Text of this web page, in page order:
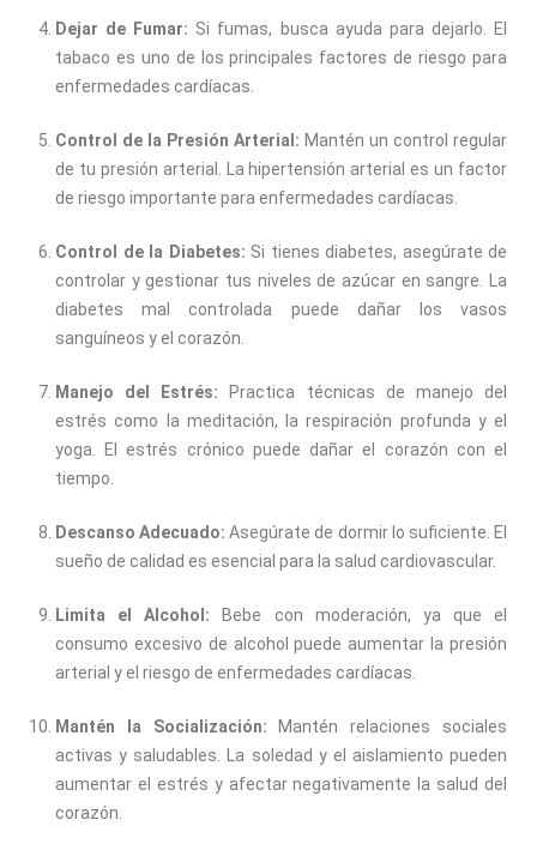
Dejar de Fumar: Si fumas, busca ayuda para dejarlo. El
tabaco es uno de los principales factores de riesgo para
enfermedades cardíacas.
Control de la Presión Arterial: Mantén un control regular
de tu presión arterial. La hipertensión arterial es un factor
de riesgo importante para enfermedades cardíacas.
Control de la Diabetes: Si tienes diabetes, asegúrate de
controlar y gestionar tus niveles de azúcar en sangre. La
diabetes mal controlada puede dañar los vasos
sanguíneos y el corazón.
Manejo del Estrés: Practica técnicas de manejo del
estrés como la meditación, la respiración profunda y el
yoga. El estrés crónico puede dañar el corazón con el
tiempo.
Descanso Adecuado: Asegúrate de dormir lo suficiente. El
sueño de calidad es esencial para la salud cardiovascular.
Limita el Alcohol: Bebe con moderación, ya que el
consumo excesivo de alcohol puede aumentar la presión
arterial y el riesgo de enfermedades cardíacas.
Mantén la Socialización: Mantén relaciones sociales
activas y saludables. La soledad y el aislamiento pueden
aumentar el estrés y afectar negativamente la salud del
corazón.